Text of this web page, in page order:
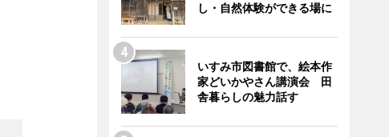
し・自然体験ができる場に
いすみ市図書館で、絵本作
家どいかやさん講演会 田
舎暮らしの魅力話す